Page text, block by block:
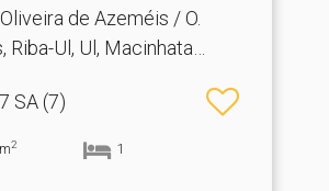
de Azeméis / O.
Riba-Ul, Ul, Macinhata
SA (7)
m2 1